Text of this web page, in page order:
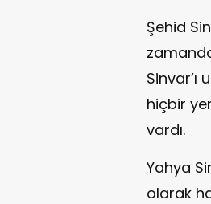
Şehid
Sinvar’ı
hiçbir
vardı.
Yahya
olarak